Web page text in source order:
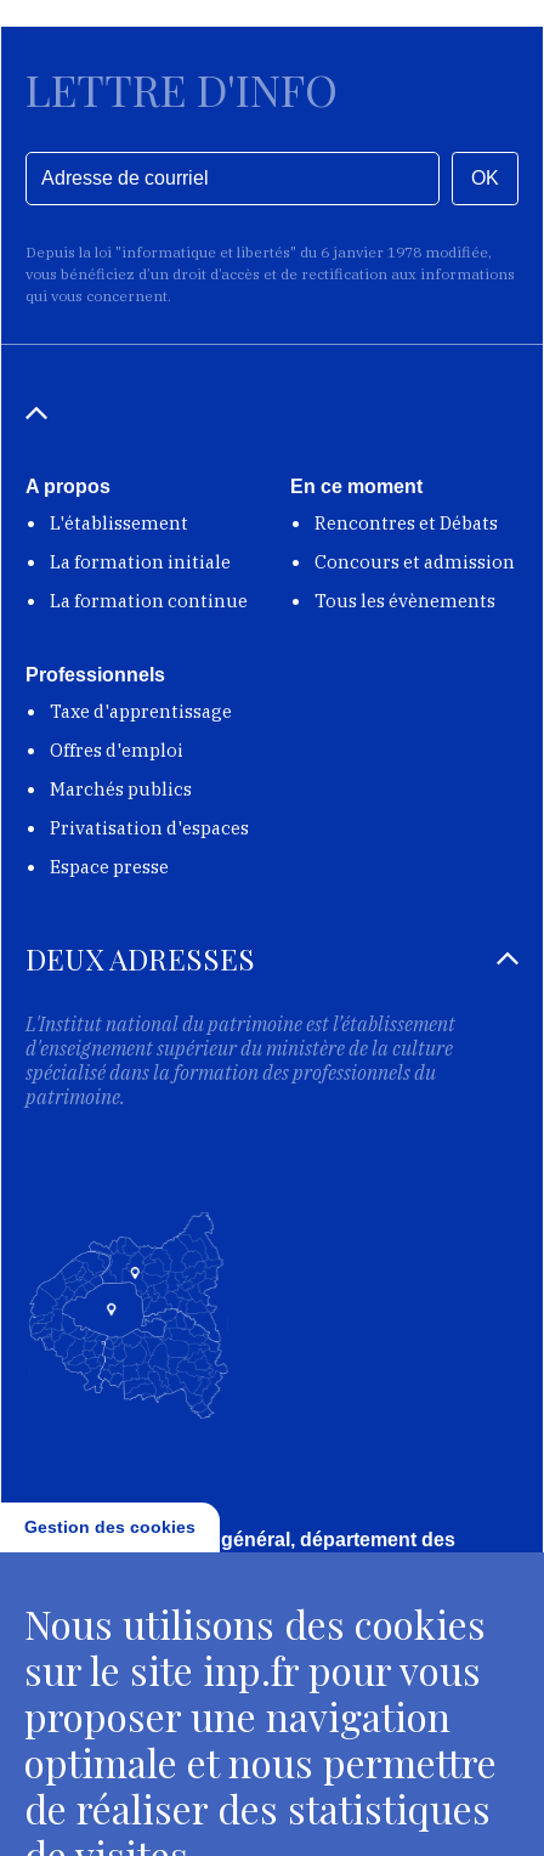
LETTRE D'INFO
OK
Depuis la loi "informatique et libertés" du 6 janvier 1978 modifiée,
vous bénéficiez d’un droit d’accès et de rectification aux informations
qui vous concernent.
A propos
L'établissement
La formation initiale
La formation continue
En ce moment
Rencontres et Débats
Concours et admission
Tous les évènements
Professionnels
Taxe d'apprentissage
Offres d'emploi
Marchés publics
Privatisation d'espaces
Espace presse
DEUX ADRESSES
L'Institut national du patrimoine est l’établissement
d'enseignement supérieur du ministère de la culture
spécialisé dans la formation des professionnels du
patrimoine.
Direction, secrétariat général, département des
2 rue Vivienne - 75002 Paris
Tél. : + 33 1 44 41 16 41
Contacts
Département des restaurateurs
Gestion des cookies
Nous utilisons des cookies
sur le site inp.fr pour vous
proposer une navigation
optimale et nous permettre
de réaliser des statistiques